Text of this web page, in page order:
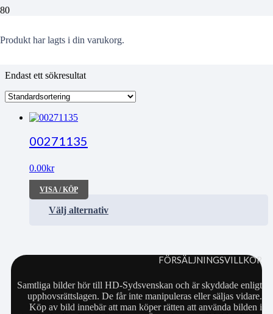
Produkt har lagts i din varukorg.
Walters
Endast ett sökresultat
00271135
0.00kr
VISA / KÖP
Välj alternativ
FÖRSÄLJNINGSVILLKOR
Samtliga bilder hör till HD-Sydsvenskan och är skyddade enligt
upphovsrättslagen. De får inte manipuleras eller säljas vidare.
Köp av bild innebär att man köper rätten att använda bilden i